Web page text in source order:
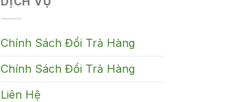
Chính Sách Đổi Trả Hàng
Chính Sách Đổi Trả Hàng
Liên Hệ